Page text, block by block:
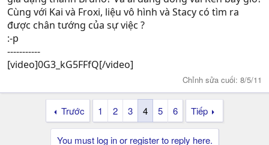
Lời nói của Bruno gợi lên cái ký ức đau buồn ngày ấy của
Rena.
Nhớ lại cái ngày đó.
anh đã hóa thân thành người em, và người em lại hóa
thân thành người anh. Người anh làm bài thi Toán, còn
người em thì xử lý những bài Văn. Một kế hoạch hoàn
hảo, và trót lọt, nhưng ông trời lại oan nghiệt cướp đi
Cùng với Kai và Froxi, liệu vô hình và Stacy có tìm ra
được chân tướng của sự việc ?
:-p
-----------
[video]0G3_kG5FFfQ[/video]
Chỉnh sửa cuối: 8/5/11
Trước 1 2 3 4 5 6 Tiếp
You must log in or register to reply here.